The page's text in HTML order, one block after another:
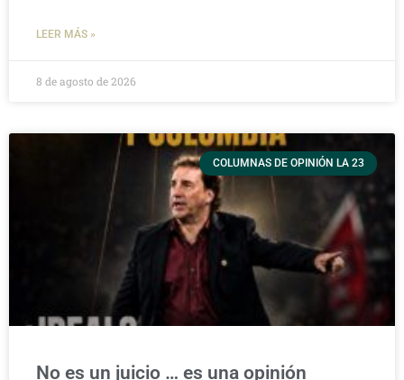
LEER MÁS »
8 de agosto de 2026
COLUMNAS DE OPINIÓN LA 23
No es un juicio … es una opinión